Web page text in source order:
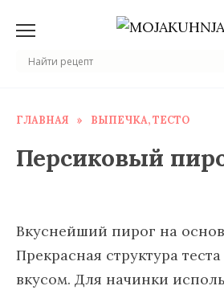
содержанию
ГЛАВНАЯ » ВЫПЕЧКА, ТЕСТО
Персиковый
Вкуснейший пирог на
Прекрасная структура
вкусом. Для начинки